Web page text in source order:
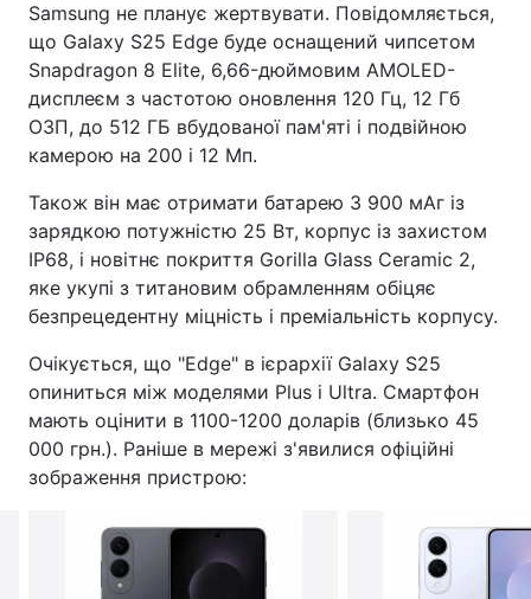
Samsung не планує жертвувати. Повідомляється,
що Galaxy S25 Edge буде оснащений чипсетом
Snapdragon 8 Elite, 6,66-дюймовим AMOLED-
дисплеєм з частотою оновлення 120 Гц, 12 Гб
ОЗП, до 512 ГБ вбудованої пам'яті і подвійною
камерою на 200 і 12 Мп.
Також він має отримати батарею 3 900 мАг із
зарядкою потужністю 25 Вт, корпус із захистом
IP68, і новітнє покриття Gorilla Glass Ceramic 2,
яке укупі з титановим обрамленням обіцяє
безпрецедентну міцність і преміальність корпусу.
Очікується, що "Edge" в ієрархії Galaxy S25
опиниться між моделями Plus і Ultra. Смартфон
мають оцінити в 1100-1200 доларів (близько 45
000 грн.). Раніше в мережі з'явилися офіційні
зображення пристрою: